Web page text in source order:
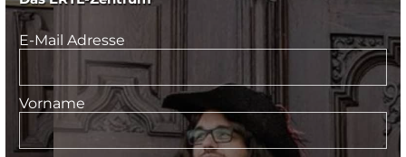
E-Mail Adresse
Vorname